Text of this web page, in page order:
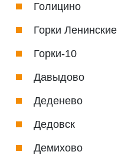
Голицино
Горки Ленинские
Горки-10
Давыдово
Деденево
Дедовск
Демихово